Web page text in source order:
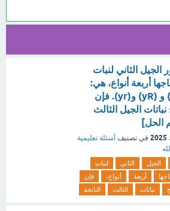
الجيل الثاني لنبات
أربعة أنواع، هي:
(YR) و (Yr) و (yR) و(yr). فإن
الجيل الثالث
الحل]
في تصنيف أسئلة تعليمية
الجيل الثاني
لنبات
أربعة أنواع،
فإن
نباتات الثالث الناتجة